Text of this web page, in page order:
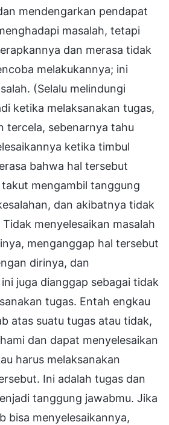
mendengarkan pendapat
masalah, tetapi
dan merasa tidak
melakukannya; ini
(Selalu melindungi
ketika melaksanakan tugas,
tercela, sebenarnya tahu
ketika timbul
bahwa hal tersebut
mengambil tanggung
dan akibatnya tidak
menyelesaikan masalah
menganggap hal tersebut
dirinya, dan
juga dianggap sebagai tidak
tugas. Entah engkau
atas suatu tugas atau tidak,
dan dapat menyelesaikan
harus melaksanakan
Ini adalah tugas dan
tanggung jawabmu. Jika
bisa menyelesaikannya,